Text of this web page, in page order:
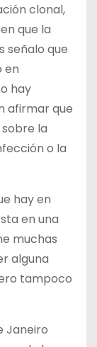
clonal,
que la
señalo que
en
hay
afirmar que
la
o la
hay en
en una
muchas
alguna
tampoco
Janeiro